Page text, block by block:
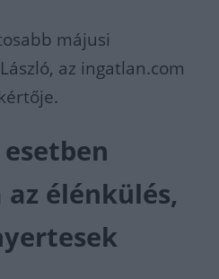
májusi
az ingatlan.com
élénkülés,